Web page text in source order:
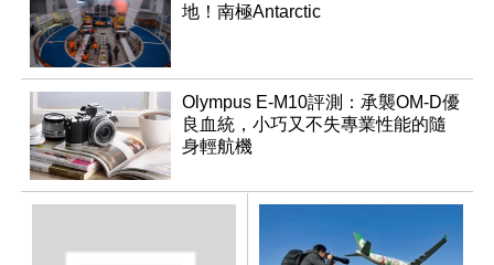
地！南極Antarctic
Olympus E-M10評測：承襲OM-D優
良血統，小巧又不失專業性能的隨
身輕航機